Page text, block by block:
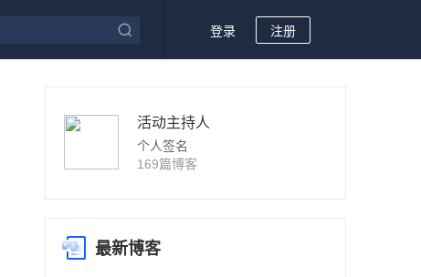
登录 注册
活动主持人
个人签名
169篇博客
最新博客